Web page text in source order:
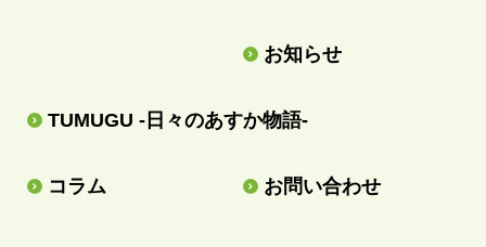
お知らせ
TUMUGU -日々のあすか物語-
コラム お問い合わせ